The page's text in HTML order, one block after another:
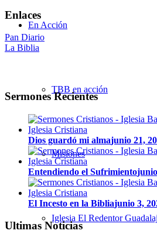
En Acción
TBB en acción
Misiones
Iglesia El Redentor
Enlaces
Pan Diario
La Biblia
Sermones Recientes
Dios guardó mi almajunio 21,
Entendiendo el Sufrimiento
El Incesto en la Bibliajunio 3,
Ultimas Noticias